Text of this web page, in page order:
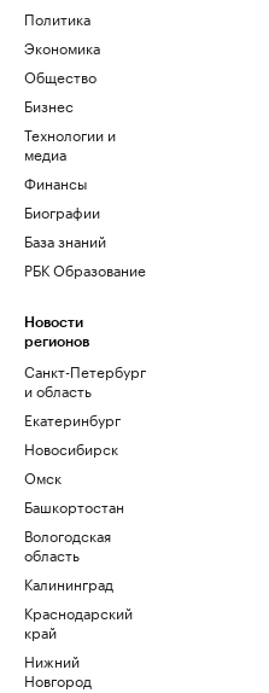
Политика
Экономика
Общество
Бизнес
Технологии и
медиа
Финансы
Биографии
База знаний
РБК Образование
Новости
регионов
Санкт-Петербург
и область
Екатеринбург
Новосибирск
Омск
Башкортостан
Вологодская
область
Калининград
Краснодарский
край
Нижний
Новгород